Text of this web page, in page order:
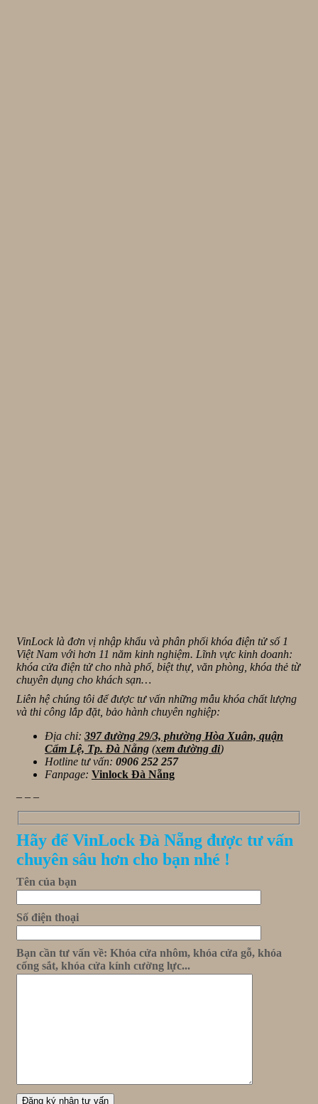
VinLock là đơn vị nhập khẩu và phân phối khóa điện tử số 1
Việt Nam với hơn 11 năm kinh nghiệm. Lĩnh vực kinh doanh:
khóa cửa điện tử cho nhà phố, biệt thự, văn phòng, khóa thẻ từ
chuyên dụng cho khách sạn…
Liên hệ chúng tôi để được tư vấn những mẫu khóa chất lượng
và thi công lắp đặt, bảo hành chuyên nghiệp:
Địa chỉ: 397 đường 29/3, phường Hòa Xuân, quận
Cẩm Lệ, Tp. Đà Nẵng (xem đường đi)
Hotline tư vấn: 0906 252 257
Fanpage: Vinlock Đà Nẵng
Hãy để VinLock Đà Nẵng được tư vấn
chuyên sâu hơn cho bạn nhé !
Tên của bạn
Số điện thoại
Bạn cần tư vấn về: Khóa cửa nhôm, khóa cửa gỗ, khóa
cổng sắt, khóa cửa kính cường lực...